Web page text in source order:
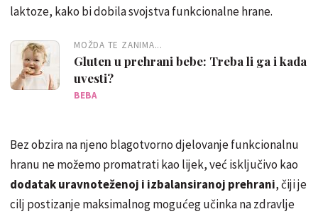
laktoze, kako bi dobila svojstva funkcionalne hrane.
MOŽDA TE ZANIMA...
Gluten u prehrani bebe: Treba li ga i kada
uvesti?
BEBA
Bez obzira na njeno blagotvorno djelovanje funkcionalnu
hranu ne možemo promatrati kao lijek, već isključivo kao
dodatak uravnoteženoj i izbalansiranoj prehrani, čiji je
cilj postizanje maksimalnog mogućeg učinka na zdravlje